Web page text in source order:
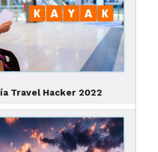
impacta la
quién eligen viajar
que impacta en las
las que participan al
comunidad en este estudio,
a revertir las
a surgir en los viajes de
lanzando sus
Travel Hacker 2022